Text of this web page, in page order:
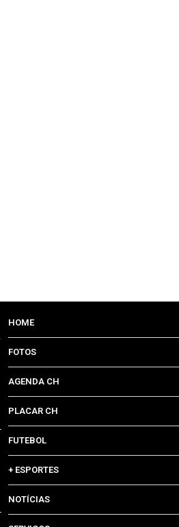
HOME
FOTOS
AGENDA CH
PLACAR CH
FUTEBOL
+ ESPORTES
NOTÍCIAS